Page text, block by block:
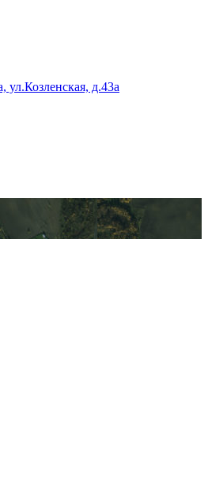
ул.Козленская, д.43а